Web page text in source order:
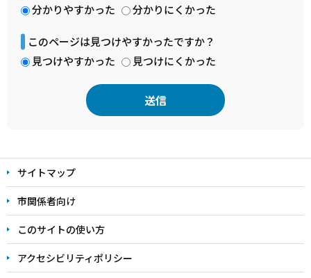
分かりやすかった
分かりにくかった
このページは見つけやすかったですか？
見つけやすかった
見つけにくかった
文
こ
こ
ま
で
サイトマップ
市関係者向け
このサイトの使い方
アクセシビリティポリシー